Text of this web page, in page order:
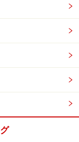
気袋がついていま
る気管の入り口は
挿入します。喉頭